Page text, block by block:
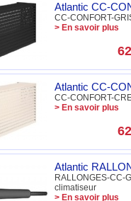
Atlantic CC-
CC-CONFORT-
> En savoir plus
Atlantic CC-
CC-CONFORT-
> En savoir plus
Atlantic
RALLONGES-
climatiseur
> En savoir plus